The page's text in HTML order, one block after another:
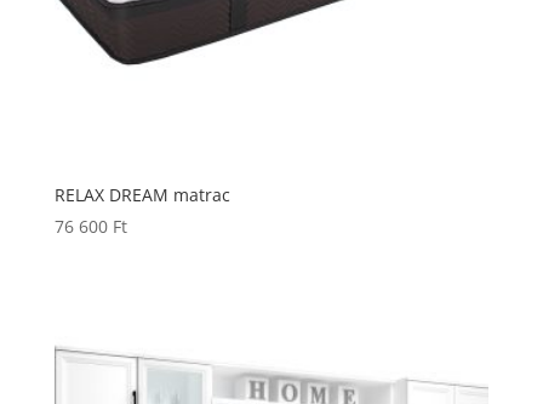
RELAX DREAM matrac
76 600 Ft